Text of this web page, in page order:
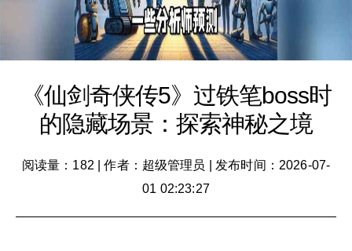
《仙剑奇侠传5》过铁笔boss时
的隐藏场景：探索神秘之境
阅读量：182 |作者：超级管理员
发布时间：2026-07-
01 02:23:27